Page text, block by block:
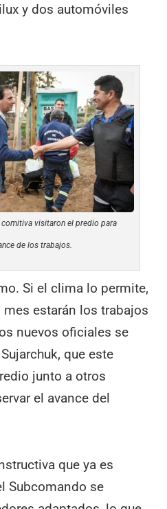
y dos automóviles
comitiva visitaron el predio para
de los trabajos.
Si el clima lo permite,
estarán los trabajos
nuevos oficiales se
que este
junto a otros
el avance del
que ya es
Subcomando se